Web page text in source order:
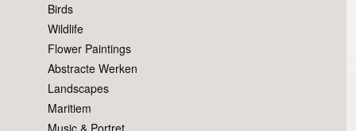
Birds
Wildlife
Flower Paintings
Abstracte Werken
Landscapes
Maritiem